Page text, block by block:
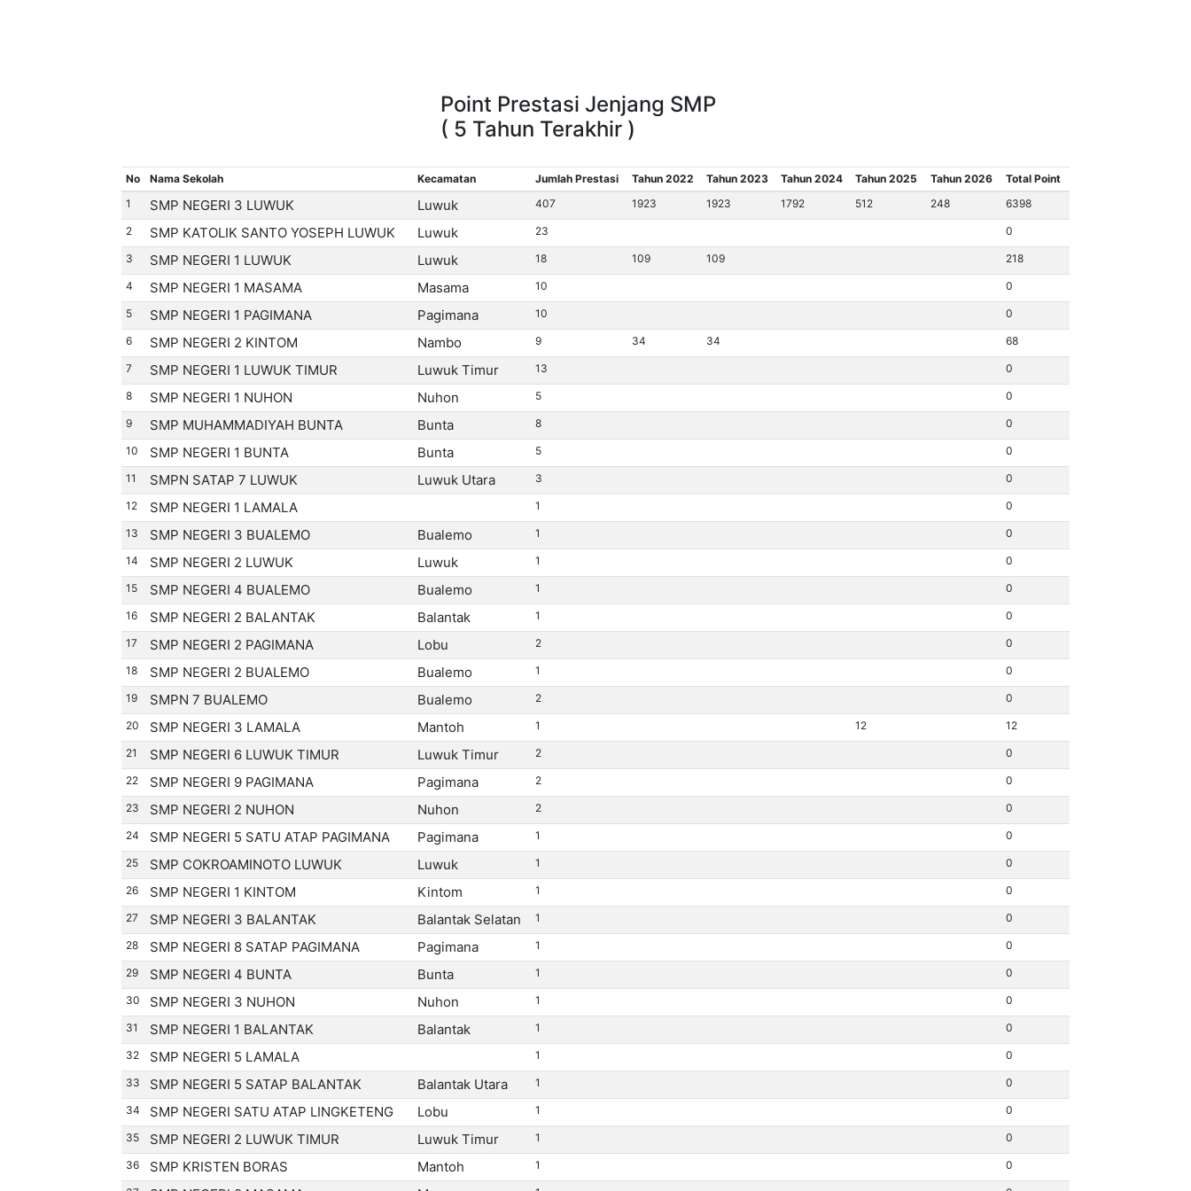
Point Prestasi Jenjang SMP
( 5 Tahun Terakhir )
No Nama Sekolah Kecamatan Jumlah Prestasi Tahun 2022 Tahun 2023 Tahun 2024 Tahun 2025 Tahun 2026
Total Point
1
SMP NEGERI 3 LUWUK Luwuk 407 1923 1923 1792 512 248 6398
2 SMP KATOLIK SANTO YOSEPH LUWUK Luwuk 23 0
3 SMP NEGERI 1 LUWUK Luwuk 18 109 109 218
4 SMP NEGERI 1 MASAMA Masama 10 0
5 SMP NEGERI 1 PAGIMANA Pagimana 10 0
6 SMP NEGERI 2 KINTOM Nambo 9 34 34 68
7 SMP NEGERI 1 LUWUK TIMUR Luwuk Timur 13 0
8 SMP NEGERI 1 NUHON Nuhon 5 0
9 SMP MUHAMMADIYAH BUNTA Bunta 8 0
10 SMP NEGERI 1 BUNTA Bunta 5 0
11 SMPN SATAP 7 LUWUK Luwuk Utara 3 0
12 SMP NEGERI 1 LAMALA 1 0
13 SMP NEGERI 3 BUALEMO Bualemo 1 0
14 SMP NEGERI 2 LUWUK Luwuk 1 0
15 SMP NEGERI 4 BUALEMO Bualemo 1 0
16 SMP NEGERI 2 BALANTAK Balantak 1 0
17 SMP NEGERI 2 PAGIMANA Lobu 2 0
18 SMP NEGERI 2 BUALEMO Bualemo 1 0
19 SMPN 7 BUALEMO Bualemo 2 0
20 SMP NEGERI 3 LAMALA Mantoh 1 12 12
21 SMP NEGERI 6 LUWUK TIMUR Luwuk Timur 2 0
22 SMP NEGERI 9 PAGIMANA Pagimana 2 0
23 SMP NEGERI 2 NUHON Nuhon 2 0
24 SMP NEGERI 5 SATU ATAP PAGIMANA Pagimana 1 0
25 SMP COKROAMINOTO LUWUK Luwuk 1 0
26 SMP NEGERI 1 KINTOM Kintom 1 0
27 SMP NEGERI 3 BALANTAK Balantak Selatan 1 0
28 SMP NEGERI 8 SATAP PAGIMANA Pagimana 1 0
29 SMP NEGERI 4 BUNTA Bunta 1 0
30 SMP NEGERI 3 NUHON Nuhon 1 0
31 SMP NEGERI 1 BALANTAK Balantak 1 0
32 SMP NEGERI 5 LAMALA 1 0
33 SMP NEGERI 5 SATAP BALANTAK Balantak Utara 1 0
34 SMP NEGERI SATU ATAP LINGKETENG Lobu 1 0
35 SMP NEGERI 2 LUWUK TIMUR Luwuk Timur 1 0
36 SMP KRISTEN BORAS Mantoh 1 0